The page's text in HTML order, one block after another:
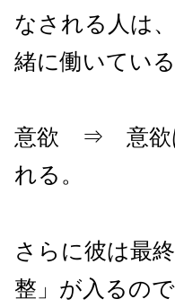
なされる人は
緒に働いてい
意欲 ⇒ 意欲は
れる。
さらに彼は最
整」が入るの